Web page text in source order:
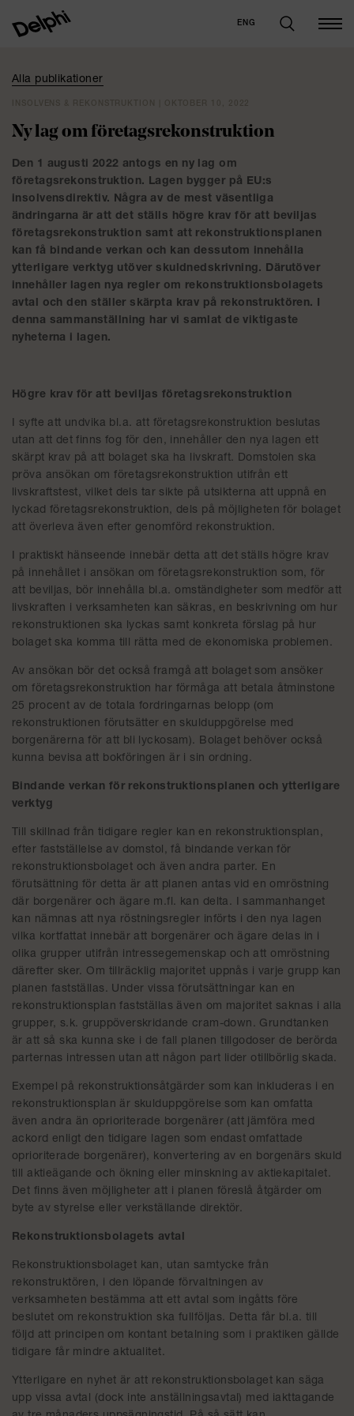
ENG
Alla publikationer
Ny lag om företagsrekonstruktion
Den 1 augusti 2022 antogs en ny lag om
företagsrekonstruktion. Lagen bygger på EU:s
insolvensdirektiv. Några av de mest väsentliga
ändringarna är att det ställs högre krav för att beviljas
företagsrekonstruktion samt att rekonstruktionsplanen
kan få bindande verkan och kan dessutom innehålla
ytterligare verktyg utöver skuldnedskrivning. Därutöver
innehåller lagen nya regler om rekonstruktionsbolagets
avtal och den ställer skärpta krav på rekonstruktören. I
denna sammanställning har vi samlat de viktigaste
nyheterna i lagen.
Högre krav för att beviljas företagsrekonstruktion
I syfte att undvika bl.a. att företagsrekonstruktion beslutas
utan att det finns fog för den, innehåller den nya lagen ett
skärpt krav på att bolaget ska ha livskraft. Domstolen ska
pröva ansökan om företagsrekonstruktion utifrån ett
livskraftstest, vilket dels tar sikte på utsikterna att uppnå en
lyckad företagsrekonstruktion, dels på möjligheten för bolaget
att överleva även efter genomförd rekonstruktion.
I praktiskt hänseende innebär detta att det ställs högre krav
på innehållet i ansökan om företagsrekonstruktion som, för
att beviljas, bör innehålla bl.a. omständigheter som medför att
livskraften i verksamheten kan säkras, en beskrivning om hur
rekonstruktionen ska lyckas samt konkreta förslag på hur
bolaget ska komma till rätta med de ekonomiska problemen.
Av ansökan bör det också framgå att bolaget som ansöker
om företagsrekonstruktion har förmåga att betala åtminstone
25 procent av de totala fordringarnas belopp (om
rekonstruktionen förutsätter en skulduppgörelse med
borgenärerna för att bli lyckosam). Bolaget behöver också
kunna bevisa att bokföringen är i sin ordning.
Bindande verkan för rekonstruktionsplanen och ytterligare
verktyg
Till skillnad från tidigare regler kan en rekonstruktionsplan,
efter fastställelse av domstol, få bindande verkan för
rekonstruktionsbolaget och även andra parter. En
förutsättning för detta är att planen antas vid en omröstning
där borgenärer och ägare m.fl. kan delta. I sammanhanget
kan nämnas att nya röstningsregler införts i den nya lagen
vilka kortfattat innebär att borgenärer och ägare delas in i
olika grupper utifrån intressegemenskap och att omröstning
därefter sker. Om tillräcklig majoritet uppnås i varje grupp kan
planen fastställas. Under vissa förutsättningar kan en
rekonstruktionsplan fastställas även om majoritet saknas i alla
grupper, s.k. gruppöverskridande cram-down. Grundtanken
är att så ska kunna ske i de fall planen tillgodoser de berörda
parternas intressen utan att någon part lider otillbörlig skada.
Exempel på rekonstruktionsåtgärder som kan inkluderas i en
rekonstruktionsplan är skulduppgörelse som kan omfatta
även andra än oprioriterade borgenärer (att jämföra med
ackord enligt den tidigare lagen som endast omfattade
oprioriterade borgenärer), konvertering av en borgenärs skuld
till aktieägande och ökning eller minskning av aktiekapitalet.
Det finns även möjligheter att i planen föreslå åtgärder om
byte av styrelse eller verkställande direktör.
Rekonstruktionsbolagets avtal
Rekonstruktionsbolaget kan, utan samtycke från
rekonstruktören, i den löpande förvaltningen av
verksamheten bestämma att ett avtal som ingåtts före
beslutet om rekonstruktion ska fullföljas. Detta får bl.a. till
följd att principen om kontant betalning som i praktiken gällde
tidigare får mindre aktualitet.
Ytterligare en nyhet är att rekonstruktionsbolaget kan säga
upp vissa avtal (dock inte anställningsavtal) med iakttagande